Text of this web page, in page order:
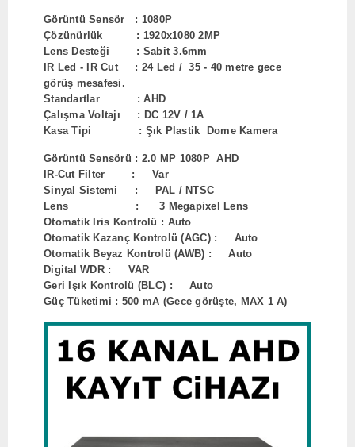
Görüntü Sensör : 1080P
Çözünürlük : 1920x1080 2MP
Lens Desteği : Sabit 3.6mm
IR Led - IR Cut : 24 Led / 35 - 40 metre gece
görüş mesafesi.
Standartlar : AHD
Çalışma Voltajı : DC 12V / 1A
Kasa Tipi : Şık Plastik Dome Kamera
Görüntü Sensörü : 2.0 MP 1080P AHD
IR-Cut Filter : Var
Sinyal Sistemi : PAL / NTSC
Lens : 3 Megapixel Lens
Otomatik Iris Kontrolü : Auto
Otomatik Kazanç Kontrolü (AGC) : Auto
Otomatik Beyaz Kontrolü (AWB) : Auto
Digital WDR : VAR
Geri Işık Kontrolü (BLC) : Auto
Güç Tüketimi : 500 mA (Gece görüşte, MAX 1 A)